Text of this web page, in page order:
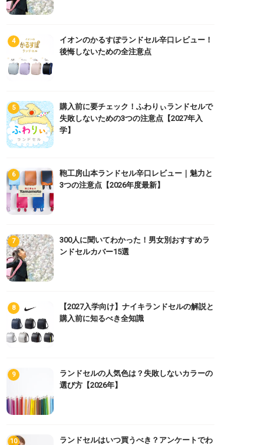
イオンのかるすぽランドセル辛口レビュー！
後悔しないための全注意点
購入前に要チェック！ふわりぃランドセルで
失敗しないための3つの注意点【2027年入
学】
鞄工房山本ランドセル辛口レビュー｜魅力と
3つの注意点【2026年度最新】
300人に聞いてわかった！男女別おすすめラ
ンドセルカバー15選
【2027入学向け】ナイキランドセルの解説と
購入前に知るべき全知識
ランドセルの人気色は？失敗しないカラーの
選び方【2026年】
ランドセルはいつ買うべき？アンケートでわ